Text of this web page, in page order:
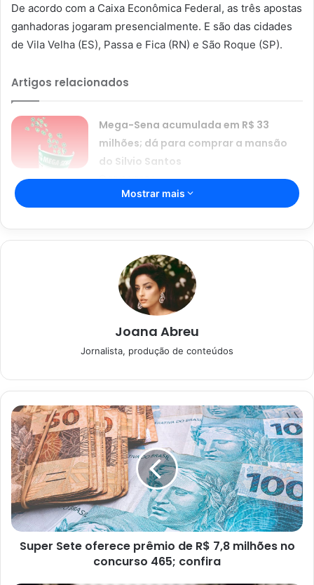
De acordo com a Caixa Econômica Federal, as três apostas
ganhadoras jogaram presencialmente. E são das cidades
de Vila Velha (ES), Passa e Fica (RN) e São Roque (SP).
Artigos relacionados
Mega-Sena acumulada em R$ 33
milhões; dá para comprar a mansão
do Silvio Santos
22/08/2024
Resultado da Mega-Sena 2684:
aposta de Brasília ganha R$ 94,8
03/02/2024
Então, todos eles fizeram apostas simples, mas o
ganhador de São Roque participou de um bolão com
quatro cotas. Assim, vai ter que dividir o prêmio em
Confira os números
sorteados da Lotofácil
Mostrar mais
Joana Abreu
Jornalista, produção de conteúdos
Super Sete oferece prêmio de R$ 7,8 milhões no
concurso 465; confira